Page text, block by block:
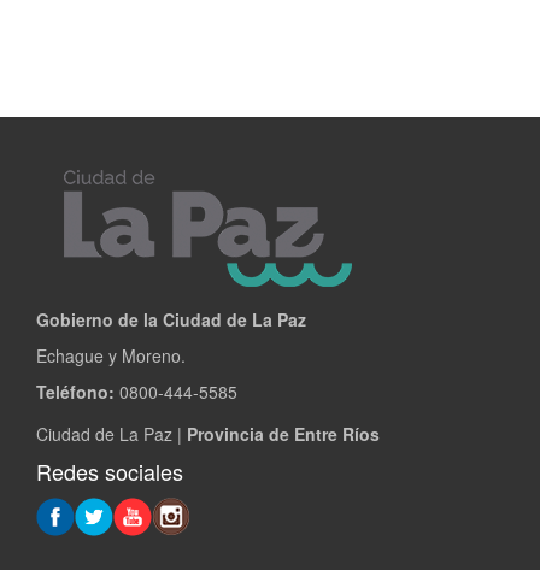
Gobierno de la Ciudad de La Paz
Echague y Moreno.
Teléfono: 0800-444-5585
Ciudad de La Paz | Provincia de Entre Ríos
Redes sociales